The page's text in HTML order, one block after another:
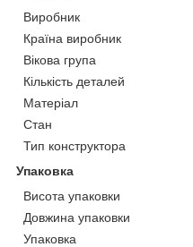
Виробник
Країна виробник
Вікова група
Кількість деталей
Матеріал
Стан
Тип конструктора
Упаковка
Висота упаковки
Довжина упаковки
Упаковка